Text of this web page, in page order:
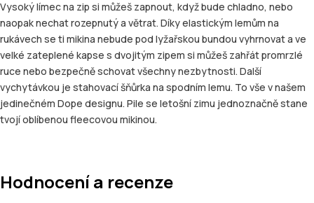
Vysoký límec na zip si můžeš zapnout, když bude chladno, nebo
naopak nechat rozepnutý a větrat. Díky elastickým lemům na
rukávech se ti mikina nebude pod lyžařskou bundou vyhrnovat a ve
velké zateplené kapse s dvojitým zipem si můžeš zahřát promrzlé
ruce nebo bezpečně schovat všechny nezbytnosti. Další
vychytávkou je stahovací šňůrka na spodním lemu. To vše v našem
jedinečném Dope designu. Pile se letošní zimu jednoznačně stane
tvojí oblíbenou fleecovou mikinou.
Hodnocení a recenze